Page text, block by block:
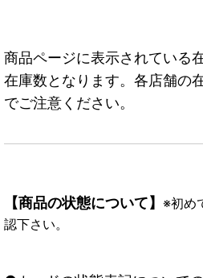
商品ページに表示されている
在庫数となります。各店舗の
でご注意ください。
【商品の状態について】 ※初め
認下さい。